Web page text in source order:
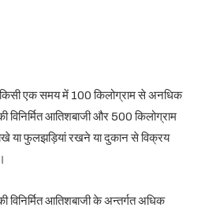
एक समय में 100 किलोग्राम से अनधिक
विनिर्मित आतिशबाजी और 500 किलोग्राम
या फुलझड़ियां रखने या दुकान से विक्रय
विनिर्मित आतिशबाजी के अन्तर्गत अधिक